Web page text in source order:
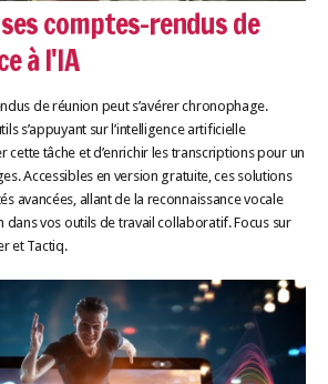
comptes-rendus de
à l'IA
de réunion peut s’avérer chronophage.
s’appuyant sur l’intelligence artificielle
cette tâche et d’enrichir les transcriptions pour un
Accessibles en version gratuite, ces solutions
avancées, allant de la reconnaissance vocale
dans vos outils de travail collaboratif. Focus sur
et Tactiq.